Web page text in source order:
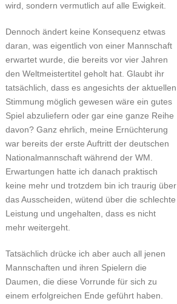
wird, sondern vermutlich auf alle Ewigkeit.
Dennoch ändert keine Konsequenz etwas
daran, was eigentlich von einer Mannschaft
erwartet wurde, die bereits vor vier Jahren
den Weltmeistertitel geholt hat. Glaubt ihr
tatsächlich, dass es angesichts der aktuellen
Stimmung möglich gewesen wäre ein gutes
Spiel abzuliefern oder gar eine ganze Reihe
davon? Ganz ehrlich, meine Ernüchterung
war bereits der erste Auftritt der deutschen
Nationalmannschaft während der WM.
Erwartungen hatte ich danach praktisch
keine mehr und trotzdem bin ich traurig über
das Ausscheiden, wütend über die schlechte
Leistung und ungehalten, dass es nicht
mehr weitergeht.
Tatsächlich drücke ich aber auch all jenen
Mannschaften und ihren Spielern die
Daumen, die diese Vorrunde für sich zu
einem erfolgreichen Ende geführt haben.